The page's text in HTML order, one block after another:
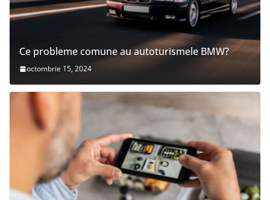
Ce probleme comune au autoturismele BMW?
octombrie 15, 2024